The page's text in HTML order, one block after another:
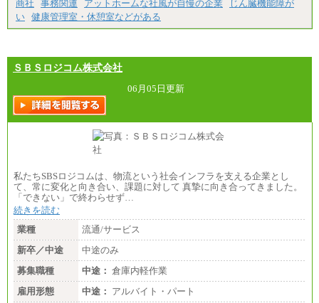
商社
事務関連 アットホームな社風が自慢の企業
じん臓機能障が
い 健康管理室・休憩室などがある
ＳＢＳロジコム株式会社
06月05日更新
私たちSBSロジコムは、物流という社会インフラを支える企業とし
て、常に変化と向き合い、課題に対して 真摯に向き合ってきました。
「できない」で終わらせず…
続きを読む
業種
流通/サービス
新卒／中途
中途のみ
募集職種
中途： 倉庫内軽作業
雇用形態
中途： アルバイト・パート